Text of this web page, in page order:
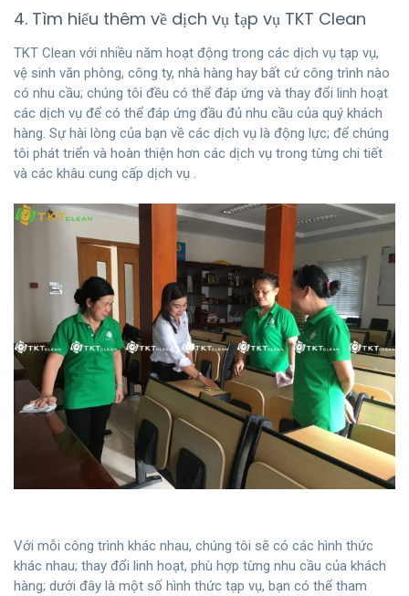
4. Tìm hiểu thêm về dịch vụ tạp vụ TKT Clean
TKT Clean với nhiều năm hoạt động trong các dịch vụ tạp vụ,
vệ sinh văn phòng, công ty, nhà hàng hay bất cứ công trình nào
có nhu cầu; chúng tôi đều có thể đáp ứng và thay đổi linh hoạt
các dịch vụ để có thể đáp ứng đầu đủ nhu cầu của quý khách
hàng. Sự hài lòng của bạn về các dịch vụ là động lực; để chúng
tôi phát triển và hoàn thiện hơn các dịch vụ trong từng chi tiết
và các khâu cung cấp dịch vụ .
Với mỗi công trình khác nhau, chúng tôi sẽ có các hình thức
khác nhau; thay đổi linh hoạt, phù hợp từng nhu cầu của khách
hàng; dưới đây là một số hình thức tạp vụ, bạn có thể tham